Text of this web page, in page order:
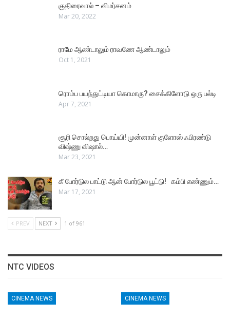
குதிரைவால் – விமர்சனம்
Mar 20, 2022
ராமே ஆண்டாலும் ராவணே ஆண்டாலும்
Oct 1, 2021
ரொம்ப பயந்துட்டியா கொமாரு? சைக்கிளோடு ஒரு பல்டி
Apr 7, 2021
சூரி சொல்றது பொய்யி! முன்னாள் குளோஸ் ஃபிரண்டு
விஷ்ணு விஷால்…
Mar 23, 2021
கீ போர்டுல பாட்டு ஆன் போர்டுல பூட்டு! கம்பி எண்ணும்…
Mar 17, 2021
PREV NEXT 1 of 961
NTC VIDEOS
CINEMA NEWS CINEMA NEWS